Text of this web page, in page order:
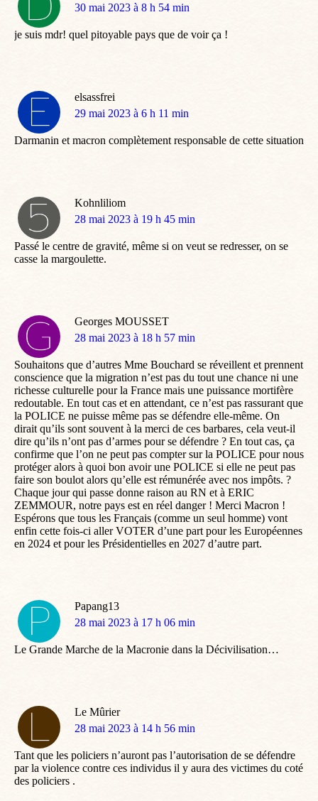
dit
30 mai 2023 à 8 h 54 min
je suis mdr! quel pitoyable pays que de voir ça !
elsassfrei
dit
29 mai 2023 à 6 h 11 min
Darmanin et macron complètement responsable de cette situation
Kohnliliom
dit
28 mai 2023 à 19 h 45 min
Passé le centre de gravité, même si on veut se redresser, on se
casse la margoulette.
Georges MOUSSET
dit
28 mai 2023 à 18 h 57 min
Souhaitons que d’autres Mme Bouchard se réveillent et prennent
conscience que la migration n’est pas du tout une chance ni une
richesse culturelle pour la France mais une puissance mortifère
redoutable. En tout cas et en attendant, ce n’est pas rassurant que
la POLICE ne puisse même pas se défendre elle-même. On
dirait qu’ils sont souvent à la merci de ces barbares, cela veut-il
dire qu’ils n’ont pas d’armes pour se défendre ? En tout cas, ça
confirme que l’on ne peut pas compter sur la POLICE pour nous
protéger alors à quoi bon avoir une POLICE si elle ne peut pas
faire son boulot alors qu’elle est rémunérée avec nos impôts. ?
Chaque jour qui passe donne raison au RN et à ERIC
ZEMMOUR, notre pays est en réel danger ! Merci Macron !
Espérons que tous les Français (comme un seul homme) vont
enfin cette fois-ci aller VOTER d’une part pour les Européennes
en 2024 et pour les Présidentielles en 2027 d’autre part.
Papang13
dit
28 mai 2023 à 17 h 06 min
Le Grande Marche de la Macronie dans la Décivilisation…
Le Mûrier
dit
28 mai 2023 à 14 h 56 min
Tant que les policiers n’auront pas l’autorisation de se défendre
par la violence contre ces individus il y aura des victimes du coté
des policiers .